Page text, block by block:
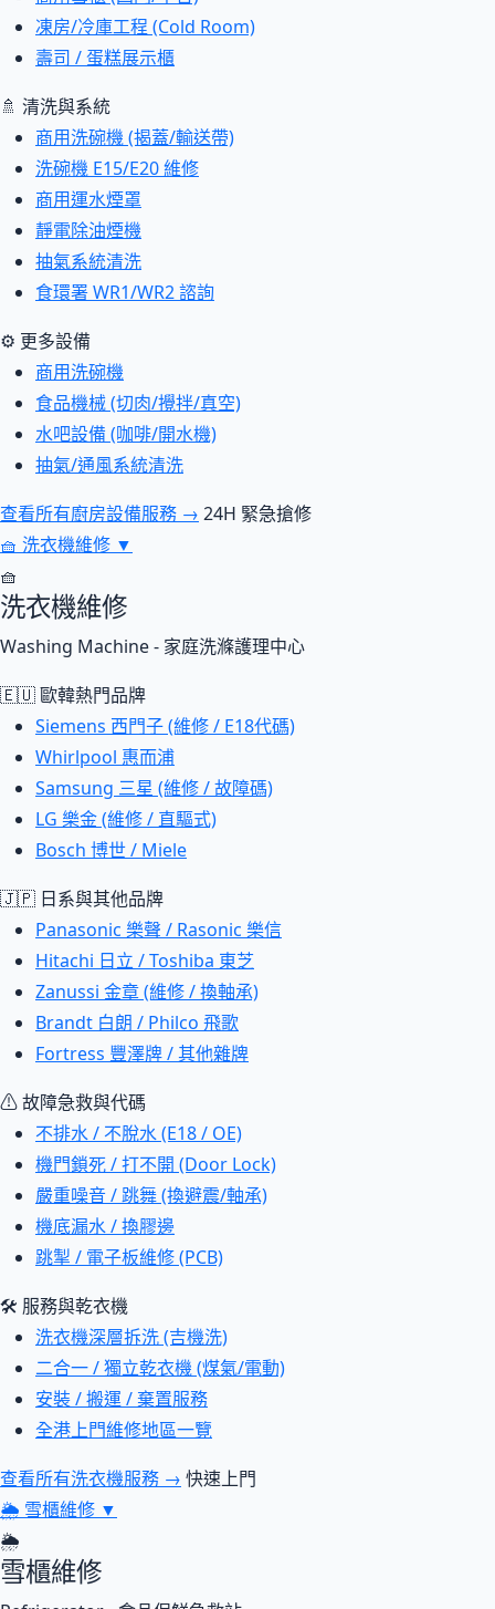
凍房/冷庫工程 (Cold Room)
壽司 / 蛋糕展示櫃
🚿 清洗與系統
商用洗碗機 (揭蓋/輸送帶)
洗碗機 E15/E20 維修
商用運水煙罩
靜電除油煙機
抽氣系統清洗
食環署 WR1/WR2 諮詢
⚙ 更多設備
商用洗碗機
食品機械 (切肉/攪拌/真空)
水吧設備 (咖啡/開水機)
抽氣/通風系統清洗
查看所有廚房設備服務 → 24H 緊急搶修
🧺 洗衣機維修 ▼
🧺
洗衣機維修
Washing Machine - 家庭洗滌護理中心
🇪🇺 歐韓熱門品牌
Siemens 西門子 (維修 / E18代碼)
Whirlpool 惠而浦
Samsung 三星 (維修 / 故障碼)
LG 樂金 (維修 / 直驅式)
Bosch 博世 / Miele
🇯🇵 日系與其他品牌
Panasonic 樂聲 / Rasonic 樂信
Hitachi 日立 / Toshiba 東芝
Zanussi 金章 (維修 / 換軸承)
Brandt 白朗 / Philco 飛歌
Fortress 豐澤牌 / 其他雜牌
⚠ 故障急救與代碼
不排水 / 不脫水 (E18 / OE)
機門鎖死 / 打不開 (Door Lock)
嚴重噪音 / 跳舞 (換避震/軸承)
機底漏水 / 換膠邊
跳掣 / 電子板維修 (PCB)
🛠 服務與乾衣機
洗衣機深層拆洗 (吉機洗)
二合一 / 獨立乾衣機 (煤氣/電動)
安裝 / 搬運 / 棄置服務
全港上門維修地區一覽
查看所有洗衣機服務 → 快速上門
🌦 雪櫃維修 ▼
🌦
雪櫃維修